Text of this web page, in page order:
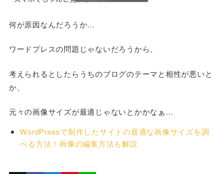
何が原因なんだろうか…
ワードプレスの問題じゃないだろうから、
考えられるとしたらうちのブログのテーマと相性が悪いと
か、
元々の画像サイズが最適じゃないとかかなぁ…
WordPressで制作したサイトの最適な画像サイズを調
べる方法！画像の編集方法も解説